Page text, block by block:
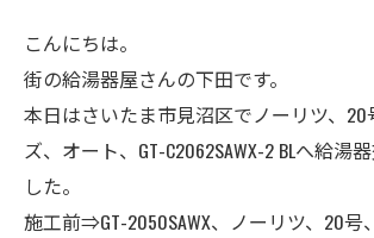
こんにちは。
街の給湯器屋さんの下田です。
本日はさいたま市見沼区でノーリツ、20
ズ、オート、GT-C2062SAWX-2 BLへ給湯
した。
施工前⇒GT-2050SAWX、ノーリツ、20号